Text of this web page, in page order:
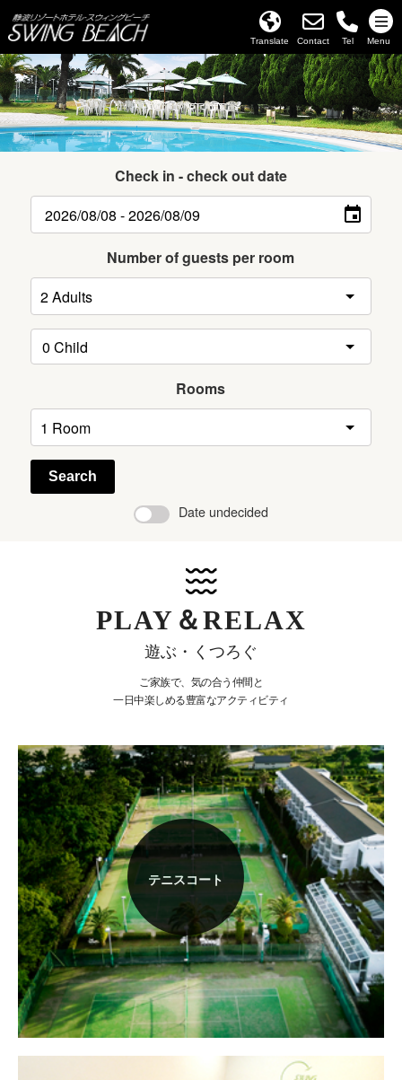
Translate Contact Tel Menu
Check in - check out date
Number of guests per room
Rooms
Search
Date undecided
PLAY＆RELAX
遊ぶ・くつろぐ
ご家族で、気の合う仲間と
一日中楽しめる豊富なアクティビティ
テニスコート